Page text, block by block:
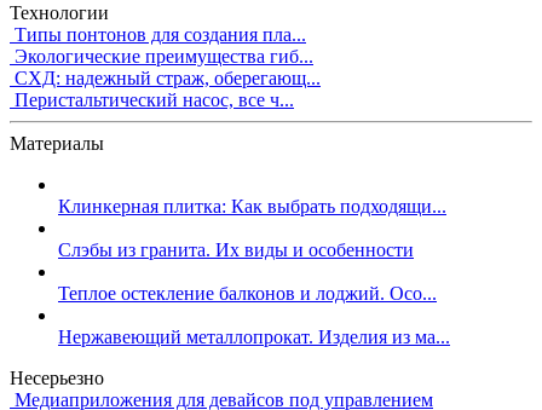
Технологии
Типы понтонов для создания пла...
Экологические преимущества гиб...
СХД: надежный страж, оберегающ...
Перистальтический насос, все ч...
Материалы
Клинкерная плитка: Как выбрать подходящи...
Слэбы из гранита. Их виды и особенности
Теплое остекление балконов и лоджий. Осо...
Нержавеющий металлопрокат. Изделия из ма...
Несерьезно
Медиаприложения для девайсов под управлением